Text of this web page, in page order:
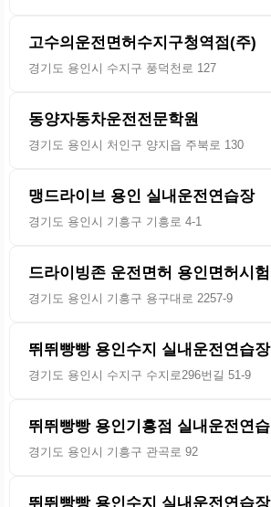
고수의운전면허수지구청역점(주)
경기도 용인시 수지구 풍덕천로 127
동양자동차운전전문학원
경기도 용인시 처인구 양지읍 주북로 130
맹드라이브 용인 실내운전연습장
경기도 용인시 기흥구 기흥로 4-1
드라이빙존 운전면허 용인면허시험
경기도 용인시 기흥구 용구대로 2257-9
뛰뛰빵빵 용인수지 실내운전연습장
경기도 용인시 수지구 수지로296번길 51-9
뛰뛰빵빵 용인기흥점 실내운전연습
경기도 용인시 기흥구 관곡로 92
뛰뛰빵빵 용인수지 실내운전연습장